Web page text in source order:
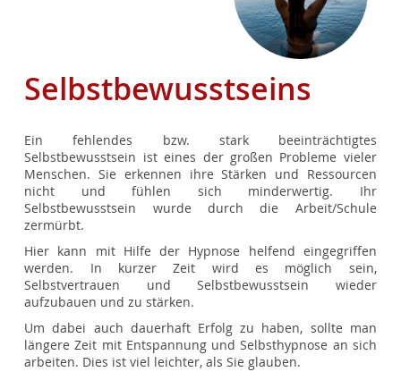
Selbstbewusstseins
Ein fehlendes bzw. stark beeinträchtigtes
Selbstbewusstsein ist eines der großen Probleme vieler
Menschen. Sie erkennen ihre Stärken und Ressourcen
nicht und fühlen sich minderwertig. Ihr
Selbstbewusstsein wurde durch die Arbeit/Schule
zermürbt.
Hier kann mit Hilfe der Hypnose helfend eingegriffen
werden. In kurzer Zeit wird es möglich sein,
Selbstvertrauen und Selbstbewusstsein wieder
aufzubauen und zu stärken.
Um dabei auch dauerhaft Erfolg zu haben, sollte man
längere Zeit mit Entspannung und Selbsthypnose an sich
arbeiten. Dies ist viel leichter, als Sie glauben.